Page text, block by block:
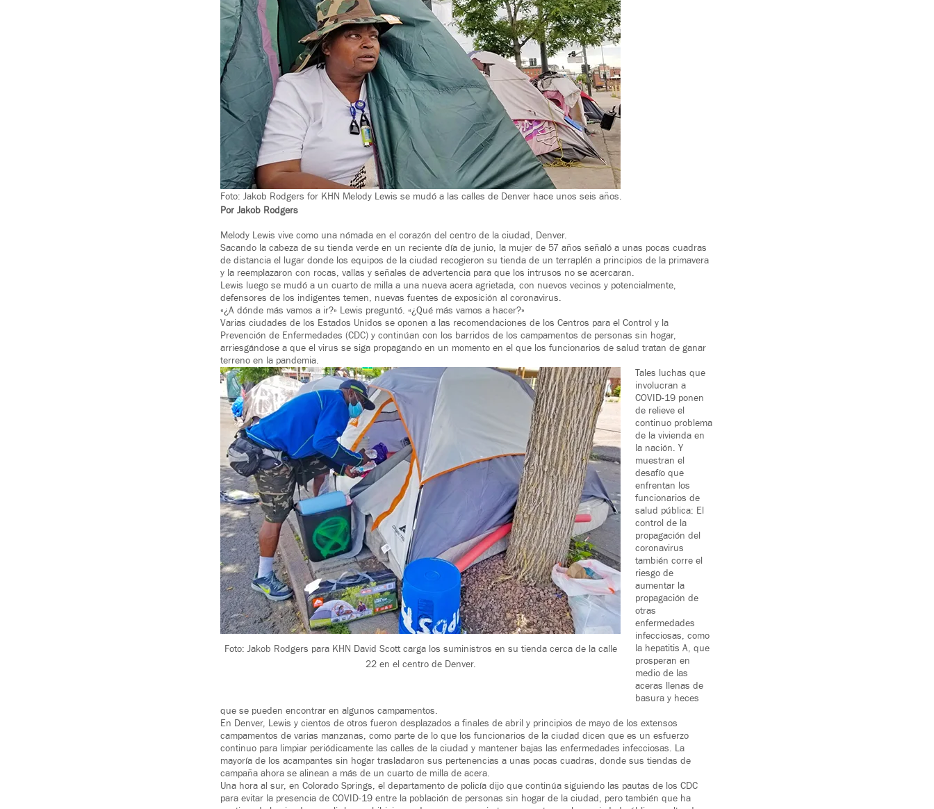
Foto: Jakob Rodgers for KHN Melody Lewis se mudó a las calles de Denver hace unos seis años.
Por Jakob Rodgers
Melody Lewis vive como una nómada en el corazón del centro de la ciudad, Denver.
Sacando la cabeza de su tienda verde en un reciente día de junio, la mujer de 57 años señaló a unas pocas cuadras
de distancia el lugar donde los equipos de la ciudad recogieron su tienda de un terraplén a principios de la primavera
y la reemplazaron con rocas, vallas y señales de advertencia para que los intrusos no se acercaran.
Lewis luego se mudó a un cuarto de milla a una nueva acera agrietada, con nuevos vecinos y potencialmente,
defensores de los indigentes temen, nuevas fuentes de exposición al coronavirus.
«¿A dónde más vamos a ir?» Lewis preguntó. «¿Qué más vamos a hacer?»
Varias ciudades de los Estados Unidos se oponen a las recomendaciones de los Centros para el Control y la
Prevención de Enfermedades (CDC) y continúan con los barridos de los campamentos de personas sin hogar,
arriesgándose a que el virus se siga propagando en un momento en el que los funcionarios de salud tratan de ganar
terreno en la pandemia.
Foto: Jakob Rodgers para KHN David Scott carga los suministros en su tienda cerca de la calle
22 en el centro de Denver.
Tales luchas que
involucran a
COVID-19 ponen
de relieve el
continuo problema
de la vivienda en
la nación. Y
muestran el
desafío que
enfrentan los
funcionarios de
salud pública: El
control de la
propagación del
coronavirus
también corre el
riesgo de
aumentar la
propagación de
otras
enfermedades
infecciosas, como
la hepatitis A, que
prosperan en
medio de las
aceras llenas de
basura y heces
que se pueden encontrar en algunos campamentos.
En Denver, Lewis y cientos de otros fueron desplazados a finales de abril y principios de mayo de los extensos
campamentos de varias manzanas, como parte de lo que los funcionarios de la ciudad dicen que es un esfuerzo
continuo para limpiar periódicamente las calles de la ciudad y mantener bajas las enfermedades infecciosas. La
mayoría de los acampantes sin hogar trasladaron sus pertenencias a unas pocas cuadras, donde sus tiendas de
campaña ahora se alinean a más de un cuarto de milla de acera.
Una hora al sur, en Colorado Springs, el departamento de policía dijo que continúa siguiendo las pautas de los CDC
para evitar la presencia de COVID-19 entre la población de personas sin hogar de la ciudad, pero también que ha